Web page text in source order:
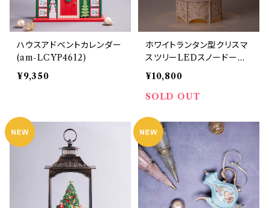
ハウスアドベントカレンダー
(am-LCYP4612)
¥9,350
ホワイトランタン型クリスマ
スツリーLEDスノードーム
(10284)
¥10,800
SOLD OUT